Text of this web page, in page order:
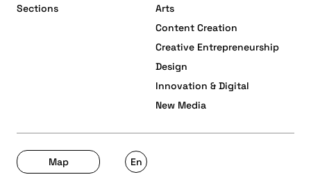
Sections
Arts
Content Creation
Creative Entrepreneurship
Design
Innovation & Digital
New Media
Map En